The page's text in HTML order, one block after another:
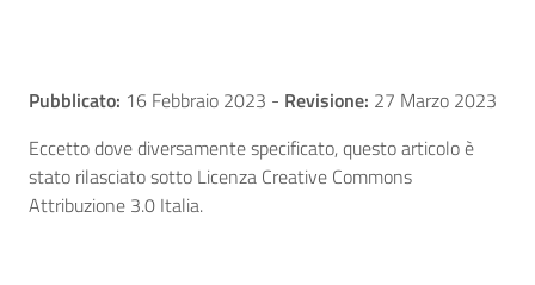
Pubblicato: 16 Febbraio 2023 - Revisione: 27 Marzo 2023
Eccetto dove diversamente specificato, questo articolo è
stato rilasciato sotto Licenza Creative Commons
Attribuzione 3.0 Italia.